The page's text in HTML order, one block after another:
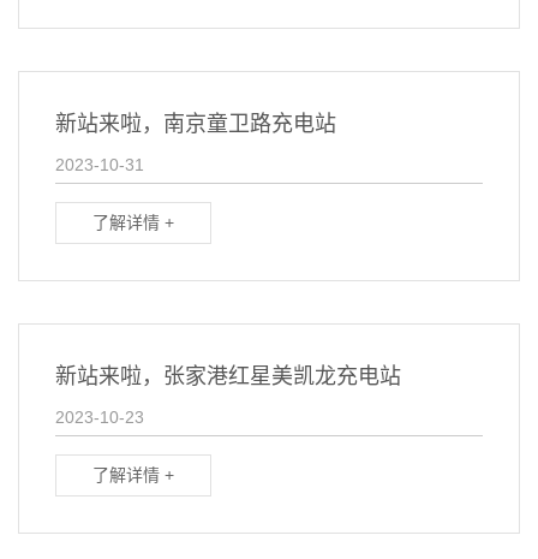
新站来啦，南京童卫路充电站
2023-10-31
了解详情 +
新站来啦，张家港红星美凯龙充电站
2023-10-23
了解详情 +